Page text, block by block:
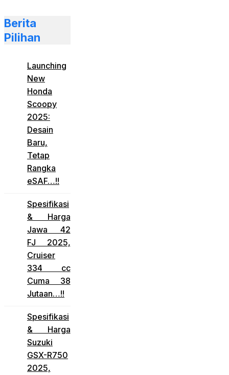
Berita
Pilihan
Launching
New
Honda
Scoopy
2025:
Desain
Baru,
Tetap
Rangka
eSAF…!!
Spesifikasi
& Harga
Jawa 42
FJ 2025,
Cruiser
334 cc
Cuma 38
Jutaan…!!
Spesifikasi
& Harga
Suzuki
GSX-R750
2025,